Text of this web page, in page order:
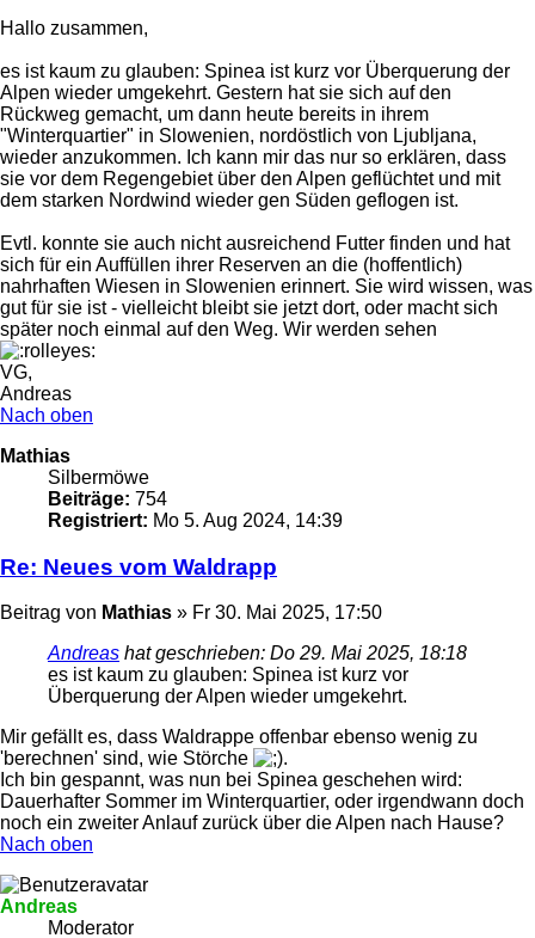
Hallo zusammen,
es ist kaum zu glauben: Spinea ist kurz vor Überquerung der
Alpen wieder umgekehrt. Gestern hat sie sich auf den
Rückweg gemacht, um dann heute bereits in ihrem
"Winterquartier" in Slowenien, nordöstlich von Ljubljana,
wieder anzukommen. Ich kann mir das nur so erklären, dass
sie vor dem Regengebiet über den Alpen geflüchtet und mit
dem starken Nordwind wieder gen Süden geflogen ist.
Evtl. konnte sie auch nicht ausreichend Futter finden und hat
sich für ein Auffüllen ihrer Reserven an die (hoffentlich)
nahrhaften Wiesen in Slowenien erinnert. Sie wird wissen, was
gut für sie ist - vielleicht bleibt sie jetzt dort, oder macht sich
später noch einmal auf den Weg. Wir werden sehen
VG,
Andreas
Nach oben
Mathias
Silbermöwe
Beiträge: 754
Registriert: Mo 5. Aug 2024, 14:39
Re: Neues vom Waldrapp
Beitrag von Mathias » Fr 30. Mai 2025, 17:50
Andreas hat geschrieben: Do 29. Mai 2025, 18:18
es ist kaum zu glauben: Spinea ist kurz vor
Überquerung der Alpen wieder umgekehrt.
Mir gefällt es, dass Waldrappe offenbar ebenso wenig zu
'berechnen' sind, wie Störche
.
Ich bin gespannt, was nun bei Spinea geschehen wird:
Dauerhafter Sommer im Winterquartier, oder irgendwann doch
noch ein zweiter Anlauf zurück über die Alpen nach Hause?
Nach oben
Andreas
Moderator